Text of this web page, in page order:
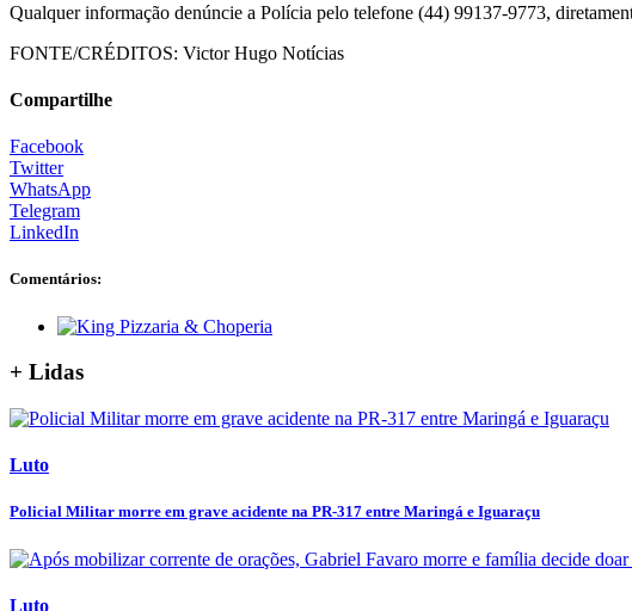
Qualquer informação denúncie a Polícia pelo telefone (44) 99137-9773,
FONTE/CRÉDITOS: Victor Hugo Notícias
Compartilhe
Facebook
Twitter
WhatsApp
Telegram
LinkedIn
Comentários:
+ Lidas
Luto
Policial Militar morre em grave acidente na PR-317 entre Maringá e Iguaraçu
Luto